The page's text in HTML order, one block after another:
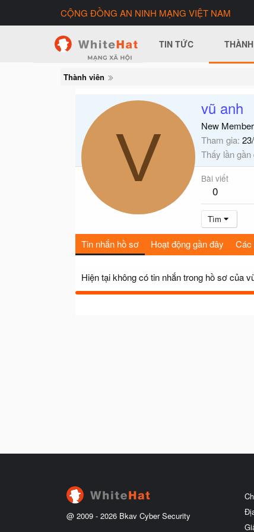
CỘNG ĐỒNG AN NINH MẠNG VIỆT NAM
TIN TỨC
Thành viên
V
vũ anh
New Member
Tham gia
Thấy lần gần
Bài viết
0
Tìm
Tin nhắn hồ sơ Hoạt động gần đây Các
Hiện tại không có tin nhắn trong hồ sơ của
@ 2009 - 2026 Bkav Cyber Security